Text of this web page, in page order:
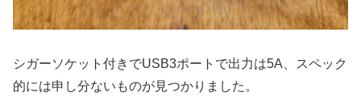
シガーソケット付きでUSB3ポートで出力は5A、スペック
的には申し分ないものが見つかりました。